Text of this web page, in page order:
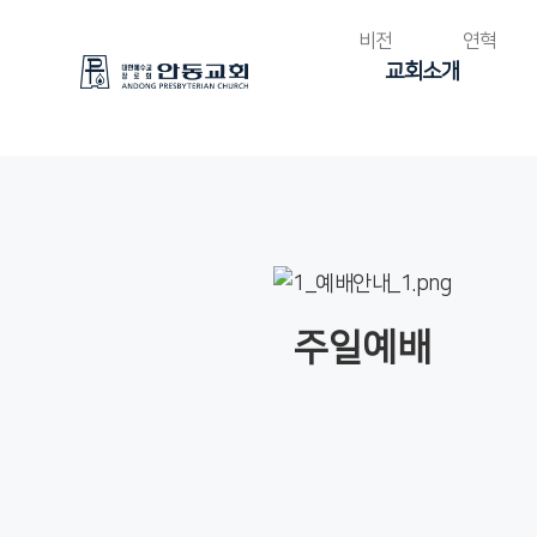
교회소개
비전 연혁
주일예배